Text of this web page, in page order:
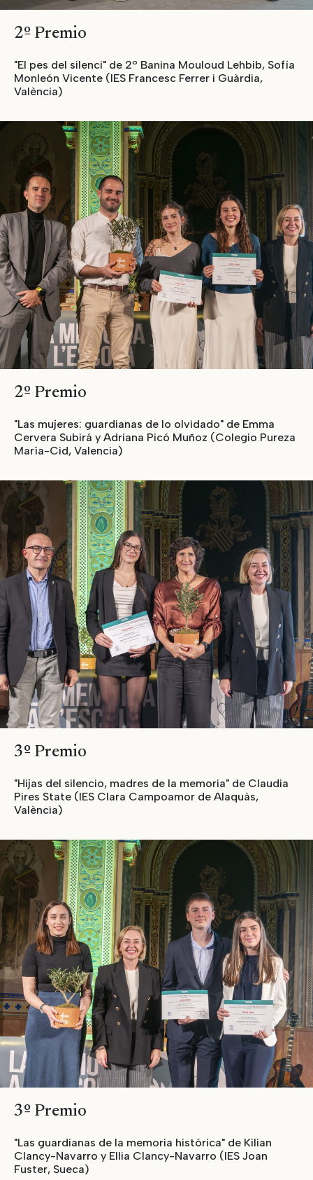
2º Premio
"El pes del silenci" de 2º Banina Mouloud Lehbib, Sofía
Monleón Vicente (IES Francesc Ferrer i Guàrdia,
València)
2º Premio
"Las mujeres: guardianas de lo olvidado" de Emma
Cervera Subirá y Adriana Picó Muñoz (Colegio Pureza
María-Cid, Valencia)
3º Premio
"Hijas del silencio, madres de la memoria" de Claudia
Pires State (IES Clara Campoamor de Alaquàs,
València)
3º Premio
"Las guardianas de la memoria histórica" de Kilian
Clancy-Navarro y Ellia Clancy-Navarro (IES Joan
Fuster, Sueca)